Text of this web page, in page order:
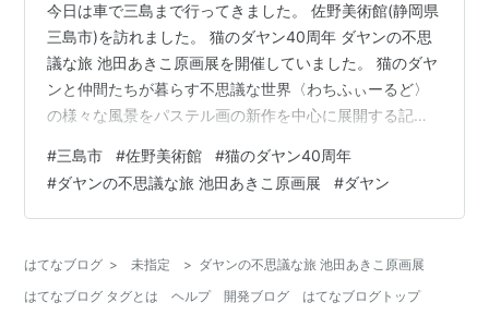
今日は車で三島まで行ってきました。 佐野美術館(静岡県
三島市)を訪れました。 猫のダヤン40周年 ダヤンの不思
議な旅 池田あきこ原画展を開催していました。 猫のダヤ
ンと仲間たちが暮らす不思議な世界〈わちふぃーるど〉
の様々な風景をパステル画の新作を中心に展開する記念
のサインが入ったダヤンのタペストリー。 入口で受付、
入館料を払って、2Fの展示会場に向かいました。 会場は
５つのゾーンに分かれていて、わちふぃーるどをダヤン
ン(Zone1:旅のはじまり)だけ撮影可能でした。 ↑逆さま
大時計 時計の中…
#三島市 #佐野美術館 #猫のダヤン40周年
#ダヤンの不思議な旅 池田あきこ原画展 #ダヤン
はてなブログ > 未指定 > ダヤンの不思議な旅 池田あきこ原画展
はてなブログ タグとは
ヘルプ 開発ブログ はてなブログトップ